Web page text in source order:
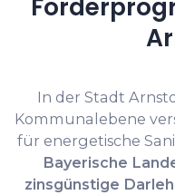
In der Stadt
Kommunalebene
für energetische
Bayerische
zinsgünstige